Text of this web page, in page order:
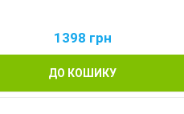
1398 грн
ДО КОШИКУ